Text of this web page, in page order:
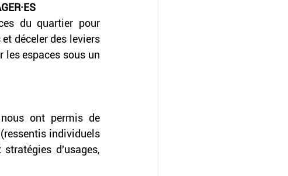
du quartier pour
déceler des leviers
les espaces sous un
ont permis de
individuels
d'usages,